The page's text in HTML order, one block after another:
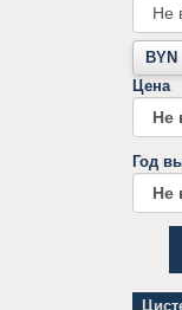
BYN
Цена
Год